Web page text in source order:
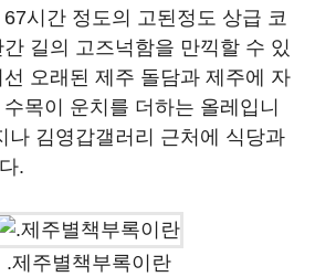
시간 정도의 고된정도 상급 코
길의 고즈넉함을 만끽할 수 있
오래된 제주 돌담과 제주에 자
목이 운치를 더하는 올레입니
나 김영갑갤러리 근처에 식당과
.
.제주별책부록이란